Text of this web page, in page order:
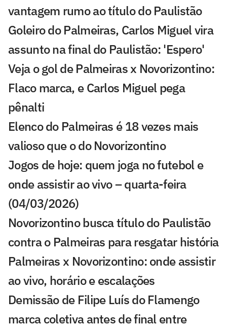
vantagem rumo ao título do Paulistão
Goleiro do Palmeiras, Carlos Miguel vira
assunto na final do Paulistão: 'Espero'
Veja o gol de Palmeiras x Novorizontino:
Flaco marca, e Carlos Miguel pega
pênalti
Elenco do Palmeiras é 18 vezes mais
valioso que o do Novorizontino
Jogos de hoje: quem joga no futebol e
onde assistir ao vivo – quarta-feira
(04/03/2026)
Novorizontino busca título do Paulistão
contra o Palmeiras para resgatar história
Palmeiras x Novorizontino: onde assistir
ao vivo, horário e escalações
Demissão de Filipe Luís do Flamengo
marca coletiva antes de final entre